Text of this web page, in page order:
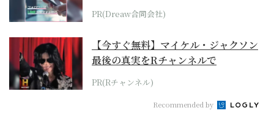
PR(Dreaw合同会社)
【今すぐ無料】マイケル・ジャクソン
最後の真実をRチャンネルで
PR(Rチャンネル)
Recommended by